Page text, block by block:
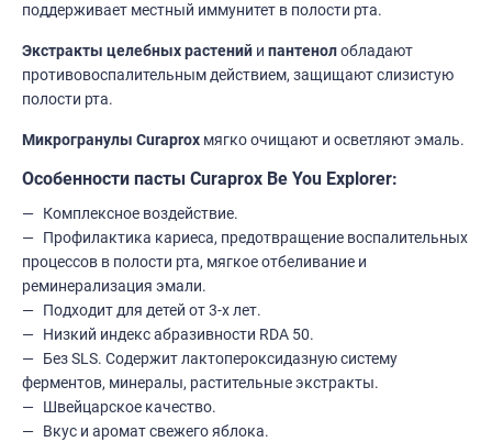
поддерживает местный иммунитет в полости рта.
Экстракты целебных растений и пантенолобладают
противовоспалительным действием, защищают слизистую
полости рта.
Микрогранулы Curaprox мягко очищают и осветляют эмаль.
Особенности пасты Curaprox Be You Explorer:
Комплексное воздействие.
Профилактика кариеса, предотвращение воспалительных
процессов в полости рта, мягкое отбеливание и
реминерализация эмали.
Подходит для детей от 3-х лет.
Низкий индекс абразивности RDA 50.
Без SLS. Содержит лактопероксидазную систему
ферментов, минералы, растительные экстракты.
Швейцарское качество.
Вкус и аромат свежего яблока.